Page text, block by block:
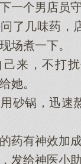
个男店员守
几‌味药，
场煮一下。
来，不打扰
她。
锅，迅速
有神效加成
给神医小助